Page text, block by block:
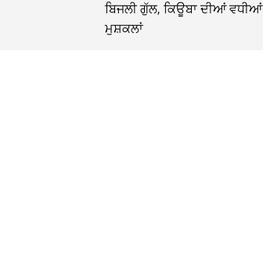
ਬਿਜਲੀ ਗੁੱਲ, ਕਿਊਬਾ ਦੀਆਂ ਵਧੀਆਂ
ਮੁਸ਼ਕਲਾਂ